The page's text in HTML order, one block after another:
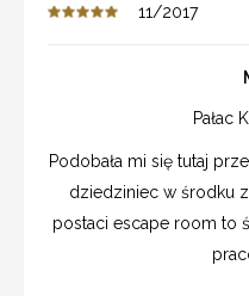
11/2017
Pałac
Podobała mi się tutaj
dziedziniec w środku
postaci escape room to